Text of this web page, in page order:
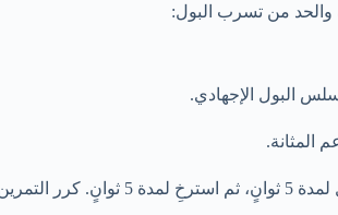
والحد من تسرب البول:
سلس البول الإجهادي.
المثانة.